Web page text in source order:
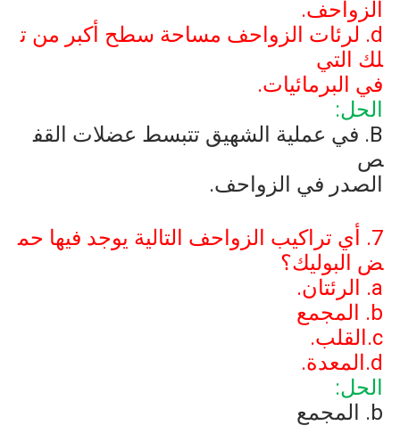
الزواحف.
d. لرئات الزواحف مساحة سطح أكبر من ت
لك التي
في البرمائيات.
الحل:
B. في عملية الشهيق تتبسط عضلات القف
ص
الصدر في الزواحف.
7. أي تراكيب الزواحف التالية يوجد فيها حم
ض البوليك؟
a. الرئتان.
b. المجمع
c.القلب.
d.المعدة.
الحل:
b. المجمع